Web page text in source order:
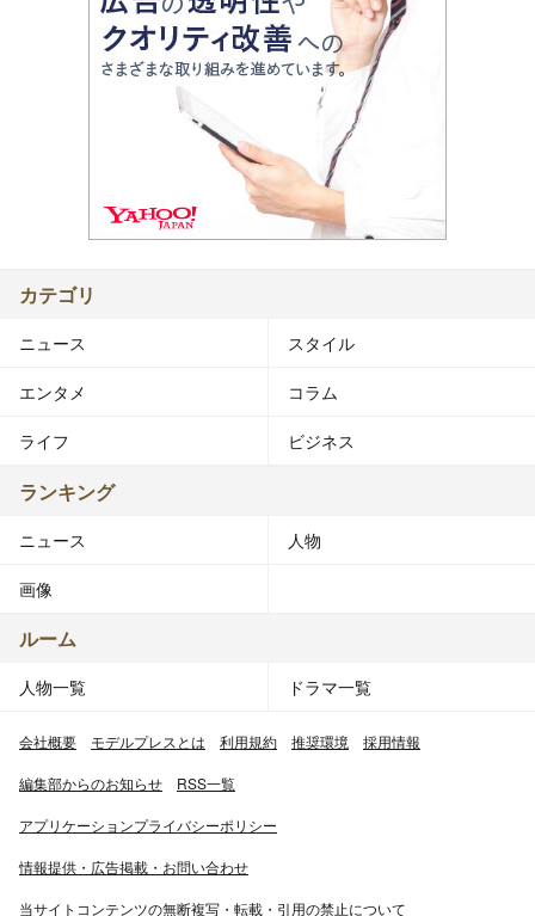
カテゴリ
ニュース スタイル
エンタメ コラム
ライフ ビジネス
ランキング
ニュース 人物
画像
ルーム
人物一覧 ドラマ一覧
会社概要 モデルプレスとは 利用規約 推奨環境 採用情報
編集部からのお知らせ RSS一覧
アプリケーションプライバシーポリシー
情報提供・広告掲載・お問い合わせ
当サイトコンテンツの無断複写・転載・引用の禁止について